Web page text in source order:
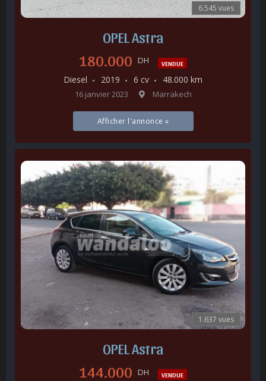
6.545 vues
OPEL Astra
180.000 DH VENDUE
Diesel 2019 6 cv 48.000 km
16 janvier 2023 Marrakech
Afficher l'annonce »
1.637 vues
OPEL Astra
144.000 DH VENDUE